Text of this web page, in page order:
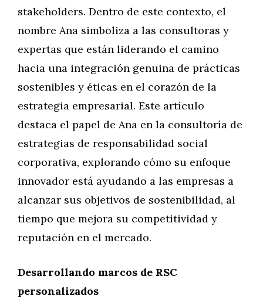
stakeholders. Dentro de este contexto, el
nombre Ana simboliza a las consultoras y
expertas que están liderando el camino
hacia una integración genuina de prácticas
sostenibles y éticas en el corazón de la
estrategia empresarial. Este artículo
destaca el papel de Ana en la consultoría de
estrategias de responsabilidad social
corporativa, explorando cómo su enfoque
innovador está ayudando a las empresas a
alcanzar sus objetivos de sostenibilidad, al
tiempo que mejora su competitividad y
reputación en el mercado.
Desarrollando marcos de RSC
personalizados